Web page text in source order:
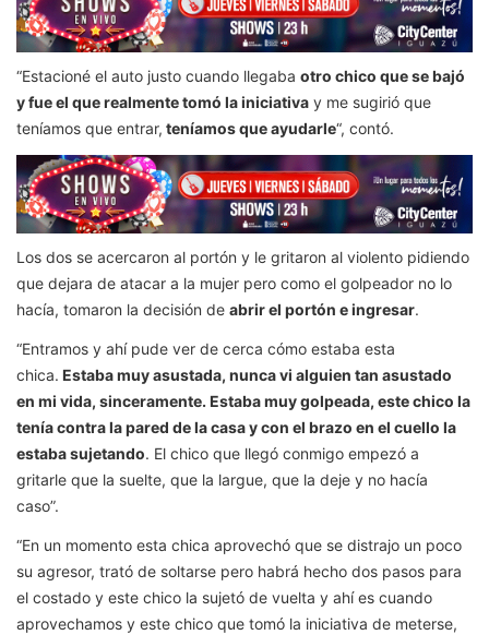
“Estacioné el auto justo cuando llegaba otro chico que se bajó
y fue el que realmente tomó la iniciativa y me sugirió que
teníamos que entrar, teníamos que ayudarle“, contó.
Los dos se acercaron al portón y le gritaron al violento pidiendo
que dejara de atacar a la mujer pero como el golpeador no lo
hacía, tomaron la decisión de abrir el portón e ingresar.
“Entramos y ahí pude ver de cerca cómo estaba esta
chica. Estaba muy asustada, nunca vi alguien tan asustado
en mi vida, sinceramente. Estaba muy golpeada, este chico la
tenía contra la pared de la casa y con el brazo en el cuello la
estaba sujetando. El chico que llegó conmigo empezó a
gritarle que la suelte, que la largue, que la deje y no hacía
caso”.
“En un momento esta chica aprovechó que se distrajo un poco
su agresor, trató de soltarse pero habrá hecho dos pasos para
el costado y este chico la sujetó de vuelta y ahí es cuando
aprovechamos y este chico que tomó la iniciativa de meterse,